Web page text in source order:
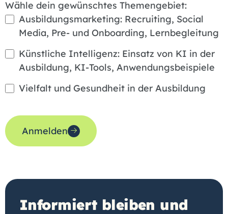
Wähle dein gewünschtes Themengebiet:
Ausbildungsmarketing: Recruiting, Social
Media, Pre- und Onboarding, Lernbegleitung
Künstliche Intelligenz: Einsatz von KI in der
Ausbildung, KI-Tools, Anwendungsbeispiele
Vielfalt und Gesundheit in der Ausbildung
Anmelden
Informiert bleiben und